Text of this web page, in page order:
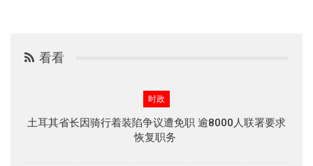
看看
时政
土耳其省长因骑行着装陷争议遭免职 逾8000人联署要求
恢复职务